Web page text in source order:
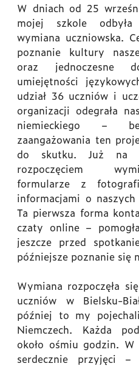
W dniach od 25
mojej szkole odbyła
wymiana uczniowska.
poznanie kultury
oraz jednoczesne
umiejętności
udział 36 uczniów i
organizacji odegrała
niemieckiego –
zaangażowania ten
do skutku. Już na
rozpoczęciem
formularze z
informacjami o
Ta pierwsza forma
czaty online –
jeszcze przed
późniejsze poznanie się
Wymiana rozpoczęła
uczniów w Bielsku-
później to my
Niemczech. Każda
około ośmiu godzin.
serdecznie przyjęci